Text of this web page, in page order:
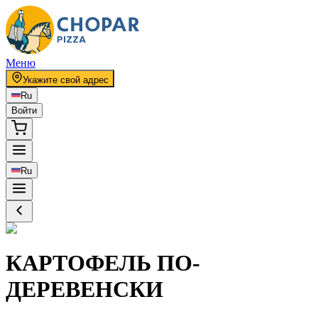
Меню
Укажите свой адрес
Ru
Войти
Ru
КАРТОФЕЛЬ ПО-
ДЕРЕВЕНСКИ